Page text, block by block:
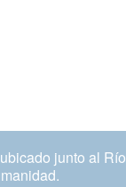
junto al Río